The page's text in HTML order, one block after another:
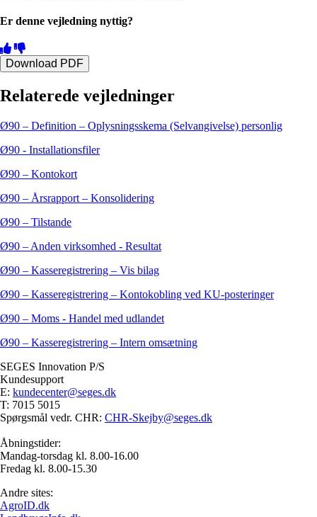
Er denne vejledning nyttig?
Download PDF
Relaterede vejledninger
Ø90 – Definition – Oplysningsskema (Selvangivelse) personlig
Ø90 - Installationsfiler
Ø90 – Kontokort
Ø90 – Årsrapport – Konsolidering
Ø90 – Tilstande
Ø90 – Anden virksomhed - Resultat
Ø90 – Kasseregistrering – Vis bilag
Ø90 – Kasseregistrering – Kontokobling ved KU-posteringer
Ø90 – Moms - Handel med udlandet
Ø90 – Kasseregistrering – Intern omsætning
SEGES Innovation P/S
Kundesupport
E: kundecenter@seges.dk
T: 7015 5015
Spørgsmål vedr. CHR: CHR-Skejby@seges.dk
Åbningstider:
Mandag-torsdag kl. 8.00-16.00
Fredag kl. 8.00-15.30
Andre sites:
AgroID.dk